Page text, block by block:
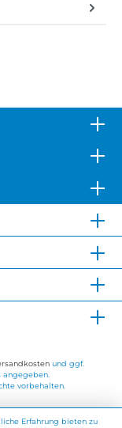
und ggf.
angegeben.
vorbehalten.
Erfahrung bieten zu